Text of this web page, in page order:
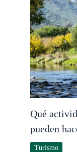
Qué
pueden
Turismo